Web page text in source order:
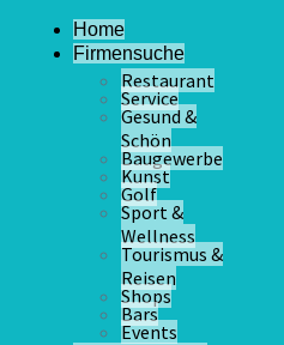
Home
Firmensuche
Restaurant
Service
Gesund &
Schön
Baugewerbe
Kunst
Golf
Sport &
Wellness
Tourismus &
Reisen
Shops
Bars
Events